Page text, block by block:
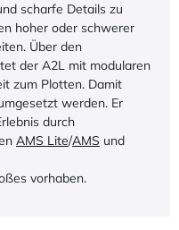
scharfe Details zu
hoher oder schwerer
Über den
der A2L mit modularen
zum Plotten. Damit
werden. Er
durch
AMS Lite/AMS und
vorhaben.